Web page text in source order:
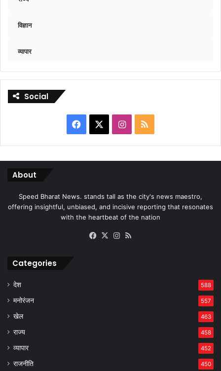
विज्ञान
व्यापार
Social
Facebook Instagram
RSS
About
Speed Bharat News. stands tall as the city's news maestro,
offering insightful, unbiased, and incisive reporting that resonates
with the heartbeat of the nation
Facebook
X Instagram
Categories
देश 588
मनोरंजन 557
खेल 463
राज्य 458
व्यापार 452
राजनीति 450